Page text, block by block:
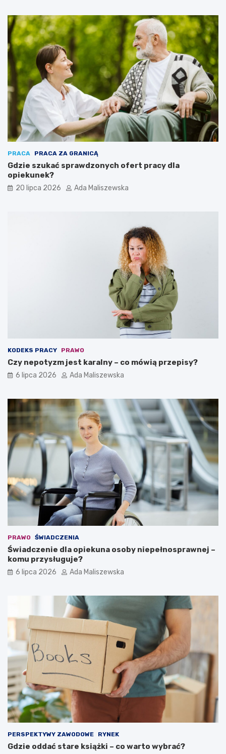
PRACA PRACA ZA GRANICĄ
Gdzie szukać sprawdzonych ofert pracy dla
opiekunek?
20 lipca 2026 Ada Maliszewska
KODEKS PRACY PRAWO
Czy nepotyzm jest karalny – co mówią przepisy?
6 lipca 2026 Ada Maliszewska
PRAWO ŚWIADCZENIA
Świadczenie dla opiekuna osoby niepełnosprawnej –
komu przysługuje?
6 lipca 2026 Ada Maliszewska
PERSPEKTYWY ZAWODOWE RYNEK
Gdzie oddać stare książki – co warto wybrać?